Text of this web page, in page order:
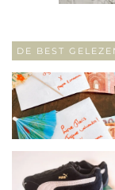
DE BEST